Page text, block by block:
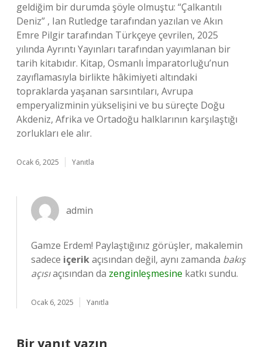
geldiğim bir durumda şöyle olmuştu: “Çalkantılı
Deniz” , Ian Rutledge tarafından yazılan ve Akın
Emre Pilgir tarafından Türkçeye çevrilen, 2025
yılında Ayrıntı Yayınları tarafından yayımlanan bir
tarih kitabıdır. Kitap, Osmanlı İmparatorluğu’nun
zayıflamasıyla birlikte hâkimiyeti altındaki
topraklarda yaşanan sarsıntıları, Avrupa
emperyalizminin yükselişini ve bu süreçte Doğu
Akdeniz, Afrika ve Ortadoğu halklarının karşılaştığı
zorlukları ele alır.
Ocak 6, 2025 Yanıtla
admin
Gamze Erdem! Paylaştığınız görüşler, makalemin
sadece içerikaçısından değil, aynı zamanda bakış
açısıaçısından da zenginleşmesine katkı sundu.
Ocak 6, 2025 Yanıtla
Bir yanıt yazın